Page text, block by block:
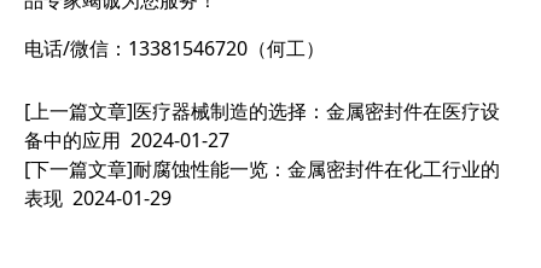
电话/微信：13381546720（何工）
[上一篇文章]医疗器械制造的选择：金属密封件在医疗设
备中的应用 2024-01-27
[下一篇文章]耐腐蚀性能一览：金属密封件在化工行业的
表现 2024-01-29